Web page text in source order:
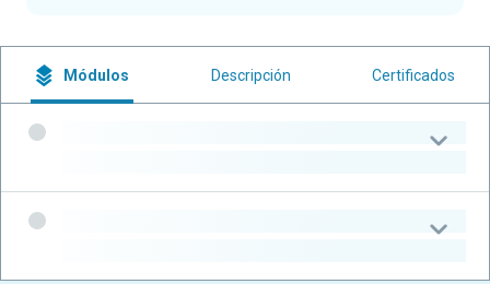
Módulos Descripción Certificados